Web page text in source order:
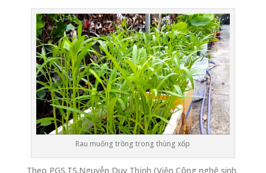
Rau muống trồng trong thùng xốp
Theo PGS.TS.Nguyễn Duy Thịnh (Viện Công nghệ sinh